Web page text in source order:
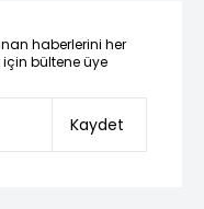
haberlerini her
bültene üye
Kaydet